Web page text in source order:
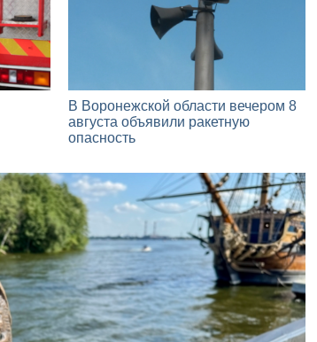
В Воронежской области вечером 8
августа объявили ракетную
опасность